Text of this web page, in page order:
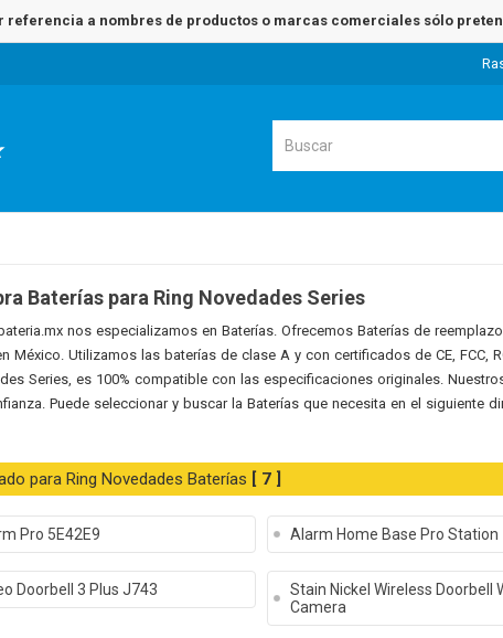
a nombres de productos o marcas comerciales sólo
Baterías para Ring Novedades Series
nos especializamos en Baterías. Ofrecemos Baterías de
México. Utilizamos las baterías de clase A y con certificados de CE, FCC,
Series, es 100% compatible con las especificaciones originales.
Puede seleccionar y buscar la Baterías que necesita en el siguiente
para Ring Novedades Baterías [ 7 ]
Pro 5E42E9 Alarm Home Base Pro Station
Doorbell 3 Plus J743
Stain Nickel Wireless Doorbell
Camera